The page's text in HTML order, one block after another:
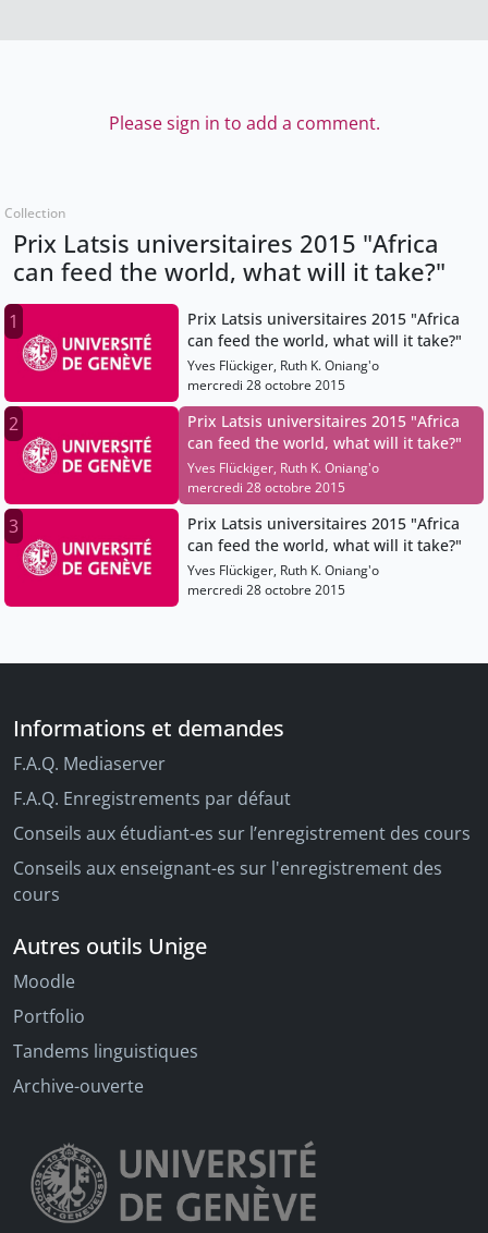
Please sign in to add a comment.
Collection
Prix Latsis universitaires 2015 "Africa
can feed the world, what will it take?"
1
Prix Latsis universitaires 2015 "Africa
can feed the world, what will it take?"
Yves Flückiger, Ruth K. Oniang'o
mercredi 28 octobre 2015
2
Prix Latsis universitaires 2015 "Africa
can feed the world, what will it take?"
Yves Flückiger, Ruth K. Oniang'o
mercredi 28 octobre 2015
3
Prix Latsis universitaires 2015 "Africa
can feed the world, what will it take?"
Yves Flückiger, Ruth K. Oniang'o
mercredi 28 octobre 2015
Informations et demandes
F.A.Q. Mediaserver
F.A.Q. Enregistrements par défaut
Conseils aux étudiant-es sur l’enregistrement des cours
Conseils aux enseignant-es sur l'enregistrement des
cours
Autres outils Unige
Moodle
Portfolio
Tandems linguistiques
Archive-ouverte